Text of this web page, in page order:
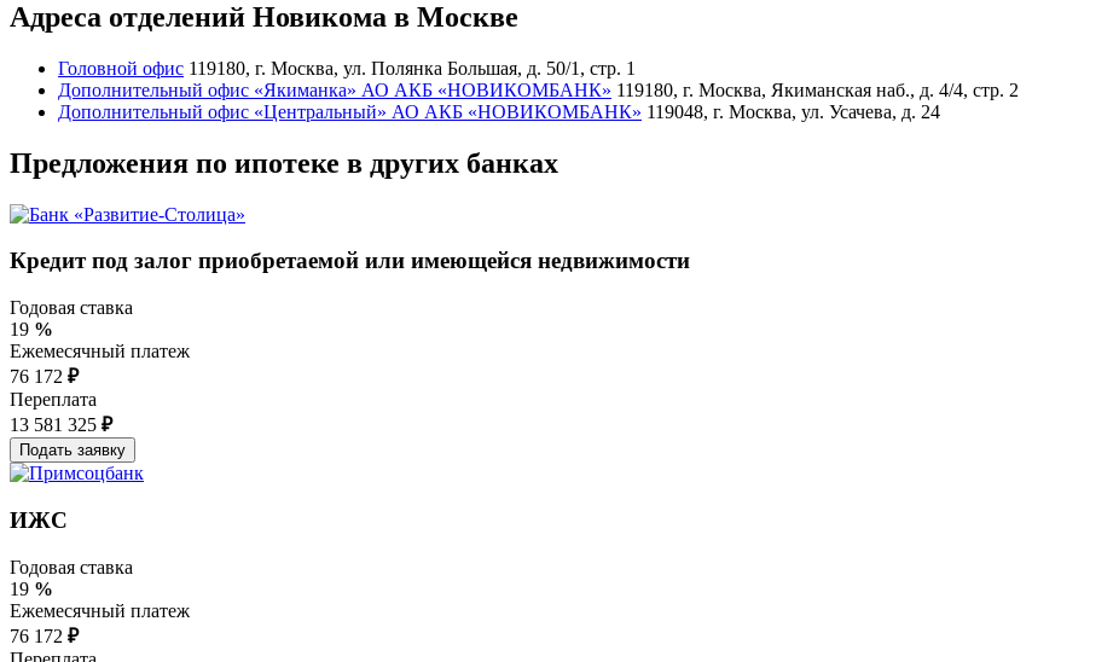
Адреса отделений Новикома в Москве
Головной офис 119180, г. Москва, ул. Полянка Большая, д. 50/1, стр. 1
Дополнительный офис «Якиманка» АО АКБ «НОВИКОМБАНК» 119180, г. Москва, Якиманская наб., д. 4/4, стр. 2
Дополнительный офис «Центральный» АО АКБ «НОВИКОМБАНК» 119048, г. Москва, ул. Усачева, д. 24
Предложения по ипотеке в других банках
Кредит под залог приобретаемой или имеющейся недвижимости
Годовая ставка
19 %
Ежемесячный платеж
76 172 ₽
Переплата
13 581 325 ₽
ИЖС
Годовая ставка
19 %
Ежемесячный платеж
76 172 ₽